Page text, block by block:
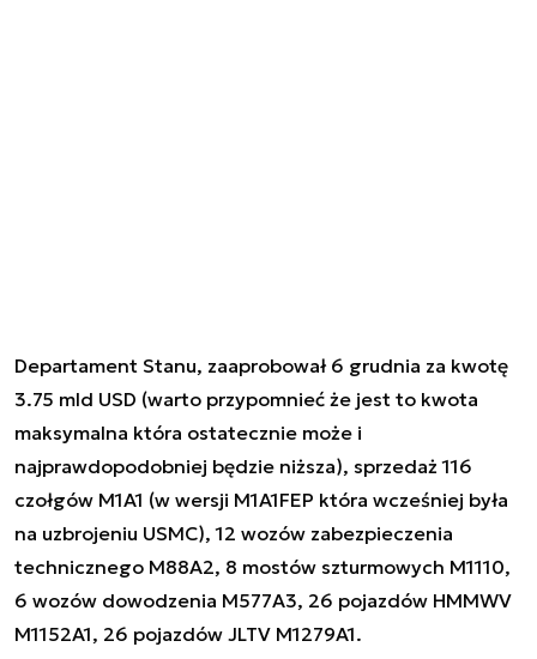
Departament Stanu, zaaprobował 6 grudnia za kwotę
3.75 mld USD (warto przypomnieć że jest to kwota
maksymalna która ostatecznie może i
najprawdopodobniej będzie niższa), sprzedaż 116
czołgów M1A1 (w wersji M1A1FEP która wcześniej była
na uzbrojeniu USMC), 12 wozów zabezpieczenia
technicznego M88A2, 8 mostów szturmowych M1110,
6 wozów dowodzenia M577A3, 26 pojazdów HMMWV
M1152A1, 26 pojazdów JLTV M1279A1.